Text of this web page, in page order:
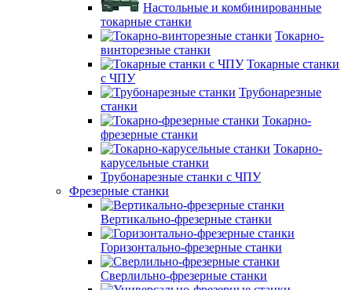
Настольные и комбинированные
токарные станки
Токарно-
винторезные станки
Токарные станки
с ЧПУ
Трубонарезные
станки
Токарно-
фрезерные станки
Токарно-
карусельные станки
Трубонарезные станки с ЧПУ
Фрезерные станки
Вертикально-фрезерные станки
Горизонтально-фрезерные станки
Сверлильно-фрезерные станки